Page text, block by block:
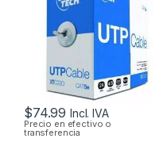
$74.99 Incl. IVA
Precio en efectivo o
transferencia